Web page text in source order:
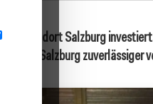
Standort Salzburg
Salzburg zuverlässiger